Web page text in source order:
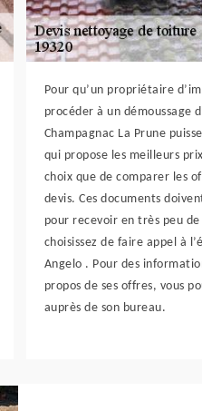
Pour qu’un propriétaire
procéder à un démoussage
Champagnac La Prune
qui propose les meilleurs
choix que de comparer les
devis. Ces documents
pour recevoir en très peu
choisissez de faire appel à
Angelo . Pour des
propos de ses offres, vous
auprès de son bureau.